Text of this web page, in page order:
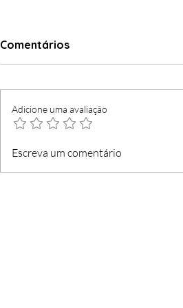
Loja do Cidadão com
serviços mínimos
Comentários
Adicione uma avaliação
Escreva um comentário